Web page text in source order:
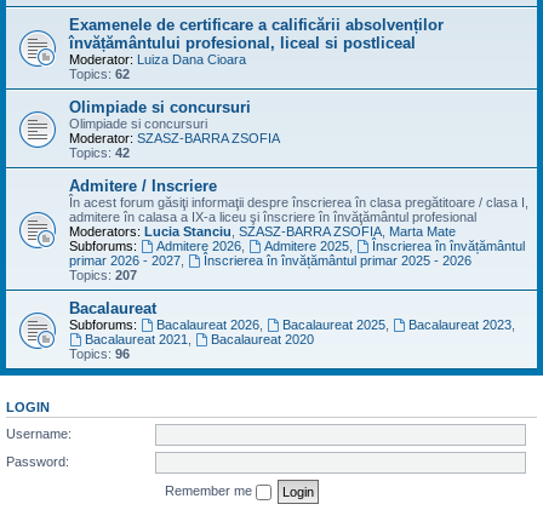
Examenele de certificare a calificării absolvenților
învățământului profesional, liceal si postliceal
Moderator: Luiza Dana Cioara
Topics: 62
Olimpiade si concursuri
Olimpiade si concursuri
Moderator: SZASZ-BARRA ZSOFIA
Topics: 42
Admitere / Inscriere
În acest forum găsiţi informaţii despre înscrierea în clasa pregătitoare / clasa I,
admitere în calasa a IX-a liceu şi înscriere în învăţământul profesional
Moderators: Lucia Stanciu SZASZ-BARRA ZSOFIA Marta Mate
Subforums:
Admitere 2026, Admitere 2025,
Înscrierea în învățământul
primar 2026 - 2027
Înscrierea în învățământul primar 2025 - 2026
Topics: 207
Bacalaureat
Subforums: Bacalaureat 2026, Bacalaureat 2025, Bacalaureat 2023,
Bacalaureat 2021
Bacalaureat 2020
Topics: 96
LOGIN
Username:
Password:
Remember me